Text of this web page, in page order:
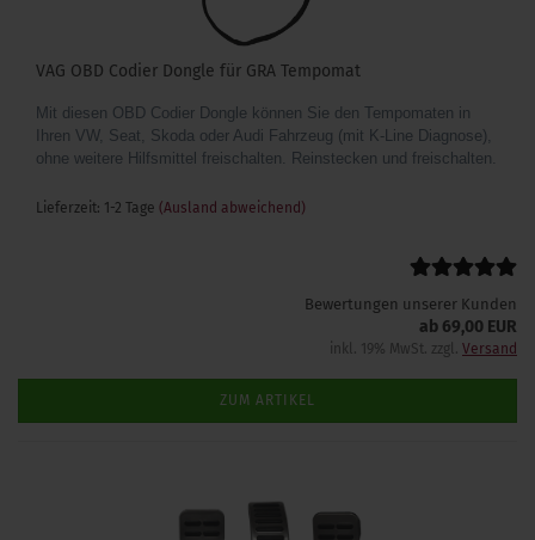
VAG OBD Codier Dongle für GRA Tempomat
Mit diesen OBD Codier Dongle können Sie den Tempomaten in
Ihren VW, Seat, Skoda oder Audi Fahrzeug (mit K-Line Diagnose),
ohne weitere Hilfsmittel freischalten. Reinstecken und freischalten.
Lieferzeit: 1-2 Tage (Ausland abweichend)
Bewertungen unserer Kunden
ab 69,00 EUR
inkl. 19% MwSt. zzgl. Versand
ZUM ARTIKEL